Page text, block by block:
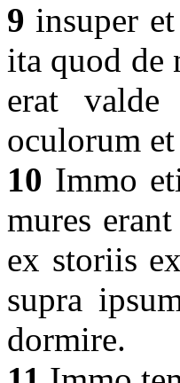
9 insuper
ita quod de
erat valde
oculorum
10 Immo
mures
ex storiis
supra
dormire.